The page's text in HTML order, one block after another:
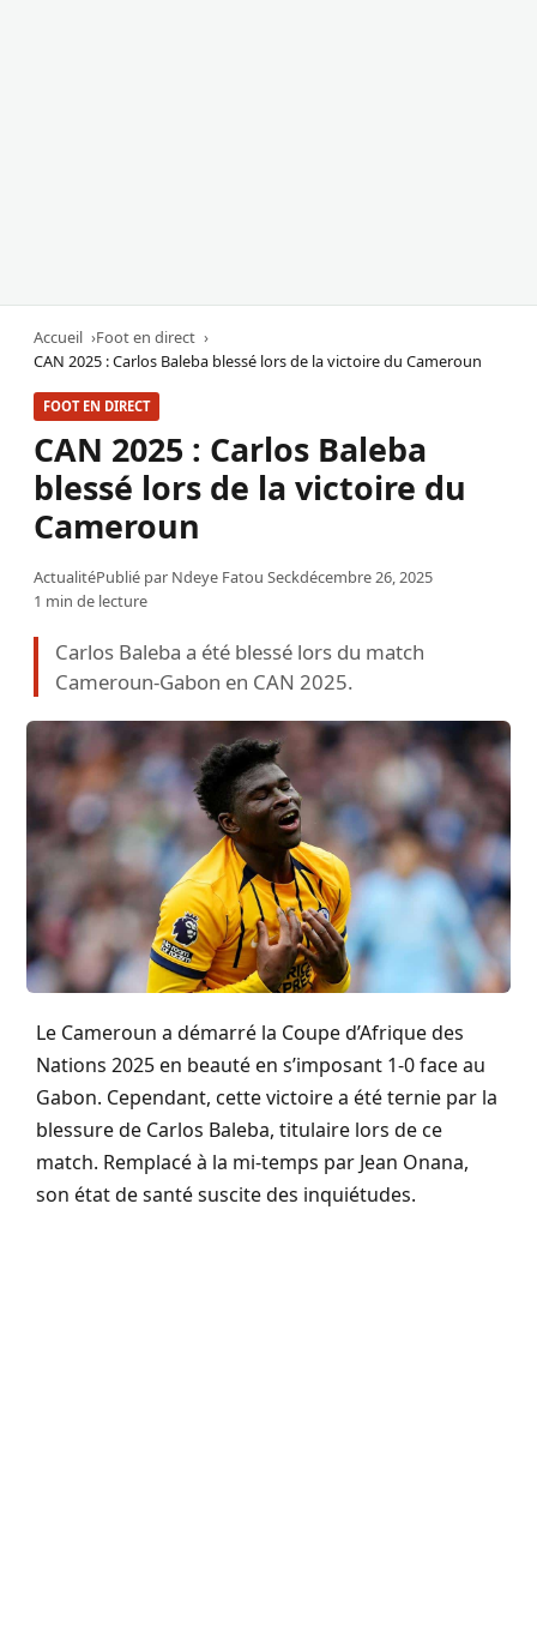
Accueil
Foot en direct
CAN 2025 : Carlos Baleba blessé lors de la victoire du Cameroun
FOOT EN DIRECT
CAN 2025 : Carlos Baleba
blessé lors de la victoire du
Cameroun
ActualitéPublié par Ndeye Fatou Seckdécembre 26, 2025
1 min de lecture
Carlos Baleba a été blessé lors du match
Cameroun-Gabon en CAN 2025.
Le Cameroun a démarré la Coupe d’Afrique des
Nations 2025 en beauté en s’imposant 1-0 face au
Gabon. Cependant, cette victoire a été ternie par la
blessure de Carlos Baleba, titulaire lors de ce
match. Remplacé à la mi-temps par Jean Onana,
son état de santé suscite des inquiétudes.